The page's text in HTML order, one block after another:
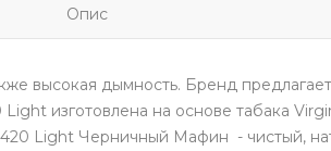
Опис
высокая дымность. Бренд
изготовлена на основе табака
Light Черничный Мафин - чистый,